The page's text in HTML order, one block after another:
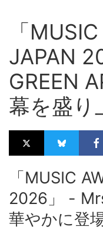
「
JAPAN
GREEN
幕を盛り
「MUSIC
2026」 -
華やかに登